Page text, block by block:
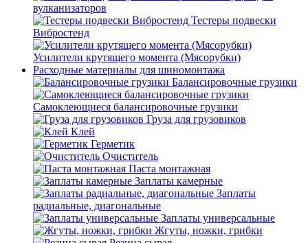
вулканизаторов
Тестеры подвески
Вибростенд
Усилители крутящего момента (Мясорубки)
Расходные материалы для шиномонтажа
Балансировочные грузики
Самоклеющиеся балансировочные грузики
Груза для грузовиков
Клей
Герметик
Очиститель
Паста монтажная
Заплаты камерные
Заплаты
радиальные, диагональные
Заплаты универсальные
Жгуты, ножки, грибки